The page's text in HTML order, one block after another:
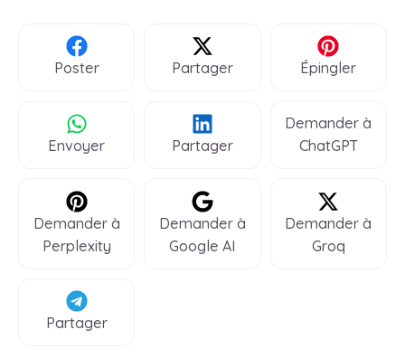
Poster Partager Épingler
Envoyer Partager
Demander à
ChatGPT
Demander à
Perplexity
Demander à
Google AI
Demander à
Groq
Partager